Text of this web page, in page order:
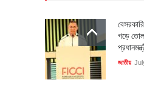
গড়ে
জাতীয়